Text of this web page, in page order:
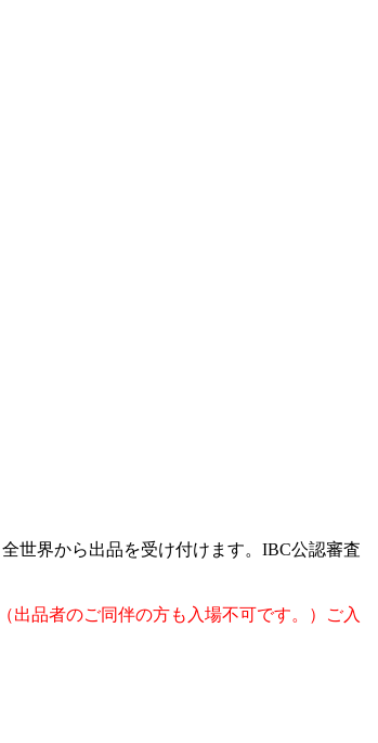
世界から出品を受け付けます。IBC公認審査
出品者のご同伴の方も入場不可です。）ご入